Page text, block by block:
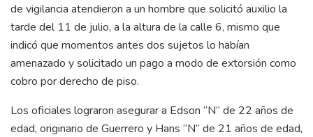
de vigilancia atendieron a un hombre que solicitó auxilio la
tarde del 11 de julio, a la altura de la calle 6, mismo que
indicó que momentos antes dos sujetos lo habían
amenazado y solicitado un pago a modo de extorsión como
cobro por derecho de piso.
Los oficiales lograron asegurar a Edson “N” de 22 años de
edad, originario de Guerrero y Hans “N” de 21 años de edad,